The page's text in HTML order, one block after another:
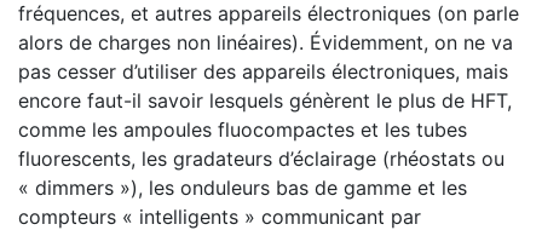
fréquences, et autres appareils électroniques (on parle
alors de charges non linéaires). Évidemment, on ne va
pas cesser d’utiliser des appareils électroniques, mais
encore faut-il savoir lesquels génèrent le plus de HFT,
comme les ampoules fluocompactes et les tubes
fluorescents, les gradateurs d’éclairage (rhéostats ou
« dimmers »), les onduleurs bas de gamme et les
compteurs « intelligents » communicant par